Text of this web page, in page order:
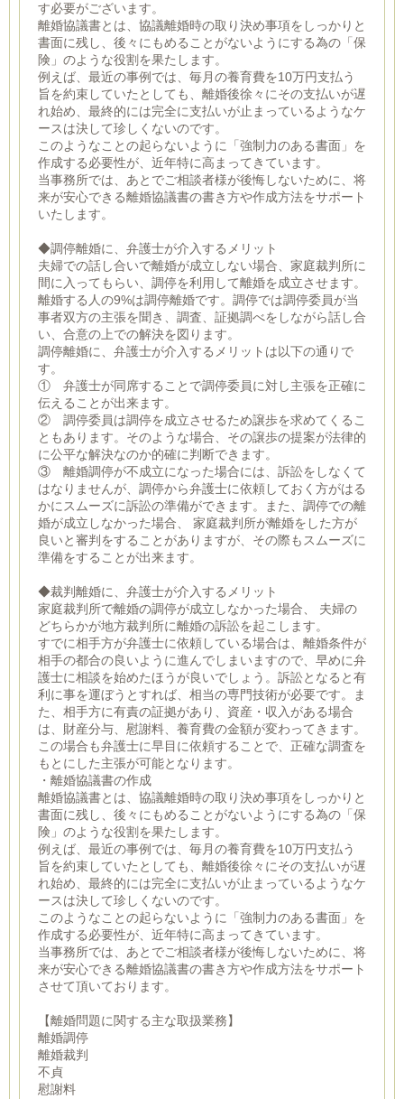
す必要がございます。
離婚協議書とは、協議離婚時の取り決め事項をしっかりと
書面に残し、後々にもめることがないようにする為の「保
険」のような役割を果たします。
例えば、最近の事例では、毎月の養育費を10万円支払う
旨を約束していたとしても、離婚後徐々にその支払いが遅
れ始め、最終的には完全に支払いが止まっているようなケ
ースは決して珍しくないのです。
このようなことの起らないように「強制力のある書面」を
作成する必要性が、近年特に高まってきています。
当事務所では、あとでご相談者様が後悔しないために、将
来が安心できる離婚協議書の書き方や作成方法をサポート
いたします。
◆調停離婚に、弁護士が介入するメリット
夫婦での話し合いで離婚が成立しない場合、家庭裁判所に
間に入ってもらい、調停を利用して離婚を成立させます。
離婚する人の9%は調停離婚です。調停では調停委員が当
事者双方の主張を聞き、調査、証拠調べをしながら話し合
い、合意の上での解決を図ります。
調停離婚に、弁護士が介入するメリットは以下の通りで
す。
① 弁護士が同席することで調停委員に対し主張を正確に
伝えることが出来ます。
② 調停委員は調停を成立させるため譲歩を求めてくるこ
ともあります。そのような場合、その譲歩の提案が法律的
に公平な解決なのか的確に判断できます。
③ 離婚調停が不成立になった場合には、訴訟をしなくて
はなりませんが、調停から弁護士に依頼しておく方がはる
かにスムーズに訴訟の準備ができます。また、調停での離
婚が成立しなかった場合、 家庭裁判所が離婚をした方が
良いと審判をすることがありますが、その際もスムーズに
準備をすることが出来ます。
◆裁判離婚に、弁護士が介入するメリット
家庭裁判所で離婚の調停が成立しなかった場合、 夫婦の
どちらかが地方裁判所に離婚の訴訟を起こします。
すでに相手方が弁護士に依頼している場合は、離婚条件が
相手の都合の良いように進んでしまいますので、早めに弁
護士に相談を始めたほうが良いでしょう。訴訟となると有
利に事を運ぼうとすれば、相当の専門技術が必要です。ま
た、相手方に有責の証拠があり、資産・収入がある場合
は、財産分与、慰謝料、養育費の金額が変わってきます。
この場合も弁護士に早目に依頼することで、正確な調査を
もとにした主張が可能となります。
・離婚協議書の作成
離婚協議書とは、協議離婚時の取り決め事項をしっかりと
書面に残し、後々にもめることがないようにする為の「保
険」のような役割を果たします。
例えば、最近の事例では、毎月の養育費を10万円支払う
旨を約束していたとしても、離婚後徐々にその支払いが遅
れ始め、最終的には完全に支払いが止まっているようなケ
ースは決して珍しくないのです。
このようなことの起らないように「強制力のある書面」を
作成する必要性が、近年特に高まってきています。
当事務所では、あとでご相談者様が後悔しないために、将
来が安心できる離婚協議書の書き方や作成方法をサポート
させて頂いております。
【離婚問題に関する主な取扱業務】
離婚調停
離婚裁判
不貞
慰謝料